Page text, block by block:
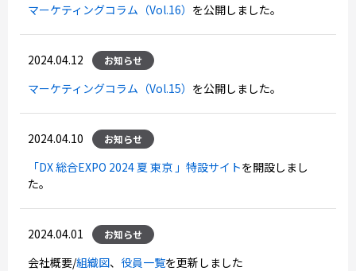
マーケティングコラム（Vol.16） を公開しました。
2024.04.12 お知らせ
マーケティングコラム（Vol.15） を公開しました。
2024.04.10 お知らせ
「DX 総合EXPO 2024 夏 東京 」特設サイトを開設しまし
た。
2024.04.01 お知らせ
会社概要/組織図、 役員一覧を更新しました